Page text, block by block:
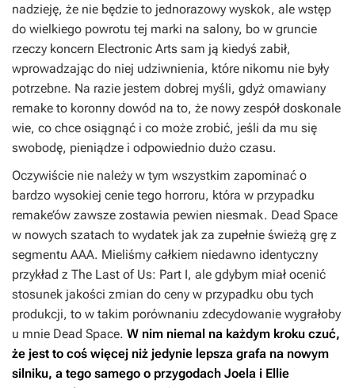
nadzieję, że nie będzie to jednorazowy wyskok, ale wstęp
do wielkiego powrotu tej marki na salony, bo w gruncie
rzeczy koncern Electronic Arts sam ją kiedyś zabił,
wprowadzając do niej udziwnienia, które nikomu nie były
potrzebne. Na razie jestem dobrej myśli, gdyż omawiany
remake to koronny dowód na to, że nowy zespół doskonale
wie, co chce osiągnąć i co może zrobić, jeśli da mu się
swobodę, pieniądze i odpowiednio dużo czasu.
Oczywiście nie należy w tym wszystkim zapominać o
bardzo wysokiej cenie tego horroru, która w przypadku
remake’ów zawsze zostawia pewien niesmak. Dead Space
w nowych szatach to wydatek jak za zupełnie świeżą grę z
segmentu AAA. Mieliśmy całkiem niedawno identyczny
przykład z The Last of Us: Part I, ale gdybym miał ocenić
stosunek jakości zmian do ceny w przypadku obu tych
produkcji, to w takim porównaniu zdecydowanie wygrałoby
u mnie Dead Space. W nim niemal na każdym kroku czuć,
że jest to coś więcej niż jedynie lepsza grafa na nowym
silniku, a tego samego o przygodach Joela i Ellie